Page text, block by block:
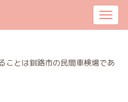
ことは釧路市の民間車検場であ